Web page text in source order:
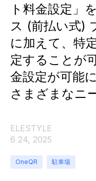
ト料金設定」
ス (前払い式)
に加えて、特
定することが
金設定が可能
さまざまなニ
ELESTYLE
6 24, 2025
OneQR 駐車場